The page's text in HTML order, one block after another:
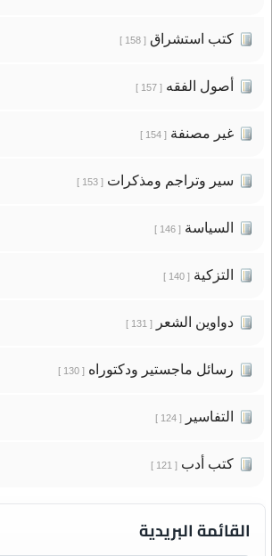
كتب استشراق[ 158 ]
أصول الفقه[ 157 ]
غير مصنفة[ 154 ]
سير وتراجم ومذكرات[ 153 ]
السياسة[ 146 ]
التزكية[ 140 ]
دواوين الشعر[ 131 ]
رسائل ماجستير ودكتوراه[ 130 ]
التفاسير[ 124 ]
كتب أدب[ 121 ]
القائمة البريدية